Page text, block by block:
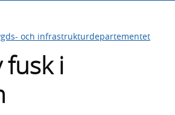
och infrastrukturdepartementet
fusk i